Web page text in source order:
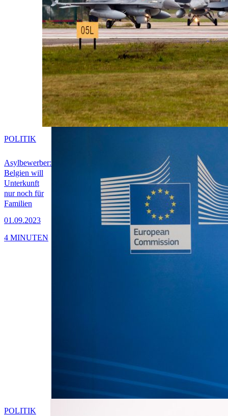
Asylbewerber:
Belgien will
Unterkunft
nur noch für
Familien
01.09.2023
POLITIK
4 MINUTEN
POLITIK